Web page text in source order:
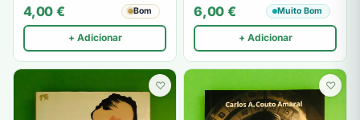
4,00 € Bom
+ Adicionar
6,00 € Muito Bom
+ Adicionar
♡ ♡